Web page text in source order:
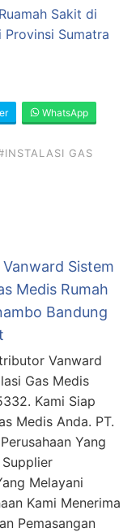
Sakit di
Provinsi Sumatra
WhatsApp
GAS
Sistem
Medis Rumah
Bandung
Vanward
Gas Medis
Kami Siap
Medis Anda. PT.
Yang
Melayani
Kami Menerima
Pemasangan